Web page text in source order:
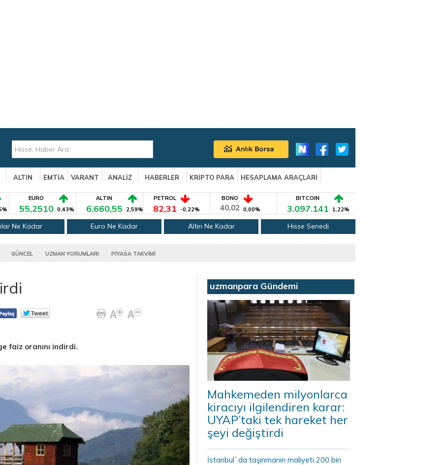
ALTIN EMTİA VARANT ANALİZ HABERLER KRİPTO PARA
HESAPLAMA ARAÇLARI
EURO
55,2510 0,43%
ALTIN
6.660,55 2,59%
PETROL
82,31 -0,22%
BONO
40,02 0,00%
BITCOIN
3.097.141 1,22%
Ne Kadar Euro Ne Kadar Altın Ne Kadar Hisse Senedi
GÜNCEL UZMAN YORUMLARI PİYASA TAKVİMİ
faiz oranını indirdi.
uzmanpara Gündemi
Mahkemeden milyonlarca
kiracıyı ilgilendiren karar:
UYAP’taki tek hareket her
şeyi değiştirdi
İstanbul`da taşınmanın maliyeti 200 bin